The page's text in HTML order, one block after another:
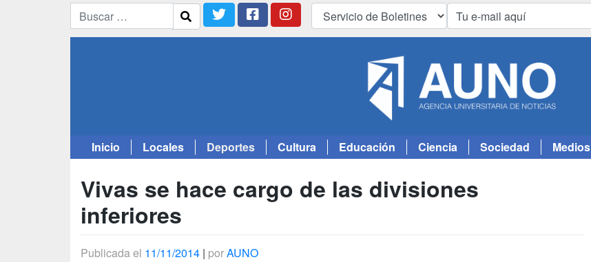
Inicio Locales Deportes Cultura Educación Ciencia Sociedad Medios
Vivas se hace cargo de las divisiones
inferiores
Publicada el 11/11/2014 | porAUNO